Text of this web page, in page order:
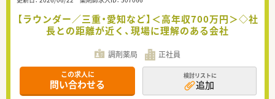
【ラウンダー／三重・愛知など】＜高年収700万円＞◇社
長との距離が近く、現場に理解のある会社
調剤薬局 正社員
この求人に
問い合わせる
検討リストに
追加